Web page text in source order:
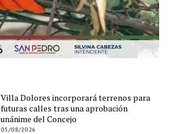
Villa Dolores incorporará terrenos para
futuras calles tras una aprobación
unánime del Concejo
05/08/2026